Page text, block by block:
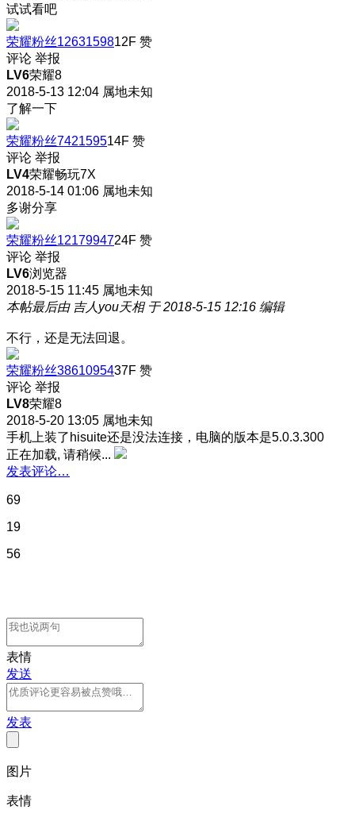
试试看吧
荣耀粉丝1263159812F 赞
评论 举报
LV6荣耀8
2018-5-13 12:04 属地未知
了解一下
荣耀粉丝742159514F 赞
评论 举报
LV4荣耀畅玩7X
2018-5-14 01:06 属地未知
多谢分享
荣耀粉丝1217994724F 赞
评论 举报
LV6浏览器
2018-5-15 11:45 属地未知
本帖最后由 吉人you天相 于 2018-5-15 12:16 编辑
不行，还是无法回退。
荣耀粉丝3861095437F 赞
评论 举报
LV8荣耀8
2018-5-20 13:05 属地未知
手机上装了hisuite还是没法连接，电脑的版本是5.0.3.300
正在加载, 请稍候...
发表评论…
69
19
56
表情
发送
发表
图片
表情